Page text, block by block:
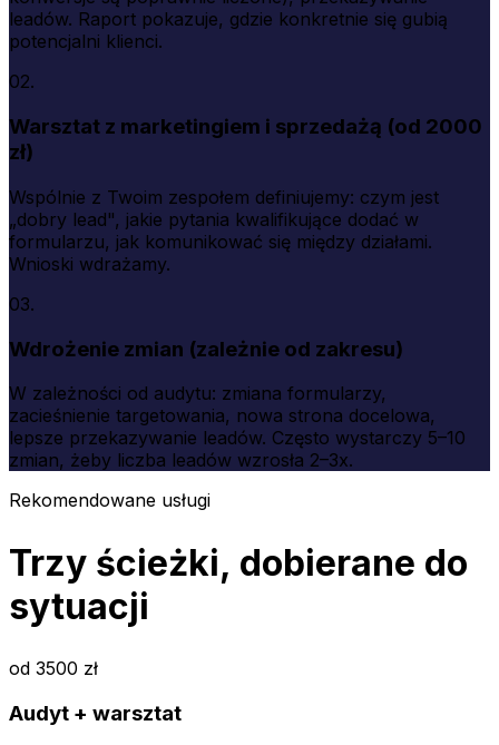
leadów. Raport pokazuje, gdzie konkretnie się gubią
potencjalni klienci.
02.
Warsztat z marketingiem i sprzedażą (od 2000
zł)
Wspólnie z Twoim zespołem definiujemy: czym jest
„dobry lead", jakie pytania kwalifikujące dodać w
formularzu, jak komunikować się między działami.
Wnioski wdrażamy.
03.
Wdrożenie zmian (zależnie od zakresu)
W zależności od audytu: zmiana formularzy,
zacieśnienie targetowania, nowa strona docelowa,
lepsze przekazywanie leadów. Często wystarczy 5–10
zmian, żeby liczba leadów wzrosła 2–3x.
Rekomendowane usługi
Trzy ścieżki, dobierane do
sytuacji
od 3500 zł
Audyt + warsztat